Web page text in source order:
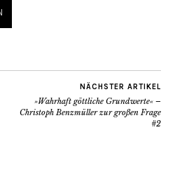
NÄCHSTER ARTIKEL
»Wahrhaft göttliche Grundwerte« –
Christoph Benzmüller zur großen Frage
#2